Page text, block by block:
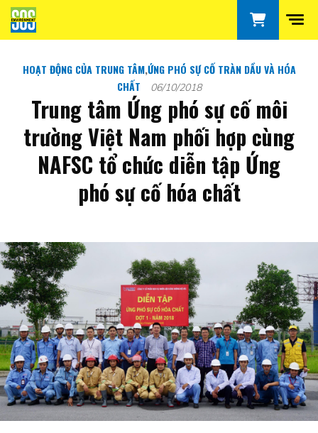
HOẠT ĐỘNG CỦA TRUNG TÂM,ỨNG PHÓ SỰ CỐ TRÀN DẦU VÀ HÓA
CHẤT
06/10/2018
Trung tâm Ứng phó sự cố môi
trường Việt Nam phối hợp cùng
NAFSC tổ chức diễn tập Ứng
phó sự cố hóa chất